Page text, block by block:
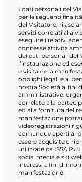
I dati personali del
per le seguenti
del Visitatore,
servizi correlati alla
eseguire i relativi
connesse attività
dei dati personali del
l’instaurazione ed
e visita della
obblighi legali e al
nostra Società ai fini
amministrative,
correlate alla
ed alla fornitura dei
manifestazione
videoregistrazioni
comunque aperti al
essere acquisite o
utilizzate da ISSA
social media e siti
interessi a fini di
manifestazione.